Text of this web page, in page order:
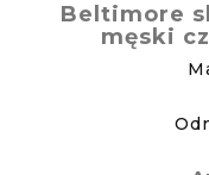
Beltimore
męski